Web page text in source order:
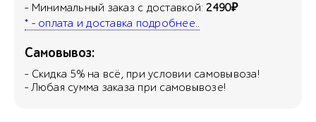
- Минимальный заказ с доставкой:2490₽
* - оплата и доставка подробнее..
Самовывоз:
- Скидка 5% на всё, при условии самовывоза!
- Любая сумма заказа при самовывозе!